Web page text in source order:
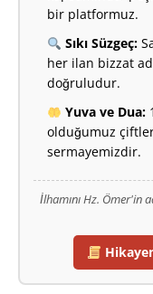
bir platformuz.
Sıkı Süzgeç:
her ilan bizzat
doğruludur.
Yuva ve Dua:
olduğumuz
sermayemizdir.
İlhamını Hz. Ömer'in